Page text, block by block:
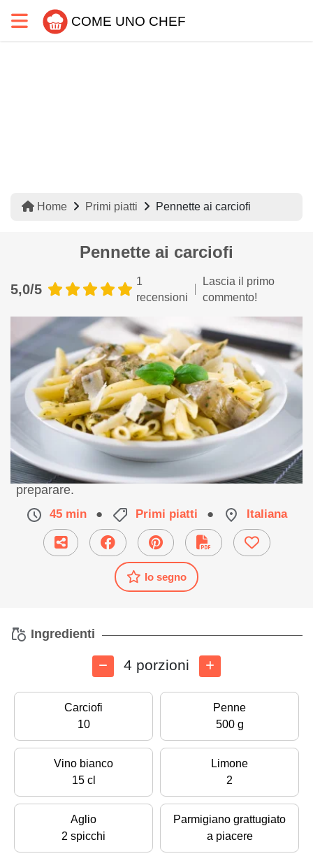
COME UNO CHEF
Home Primi piatti Pennette ai carciofi
Pennette ai carciofi
5,0/5
1
recensioni
Lascia il primo
commento!
Un piatto leggero, goloso e facilissimo da
preparare.
45 min ● Primi piatti ● Italiana
Io segno
Ingredienti
4 porzioni
Carciofi
10
Penne
500 g
Vino bianco
15 cl
Limone
2
Aglio
2 spicchi
Parmigiano grattugiato
a piacere